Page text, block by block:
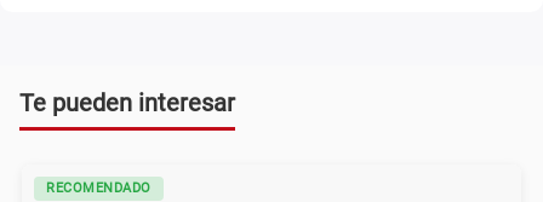
Te pueden interesar
RECOMENDADO